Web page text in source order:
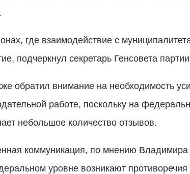
где взаимодействие с
подчеркнул секретарь Генсовета партии
обратил внимание на необходимость
работе, поскольку на
небольшое количество отзывов.
коммуникация, по мнению Владимира
уровне возникают